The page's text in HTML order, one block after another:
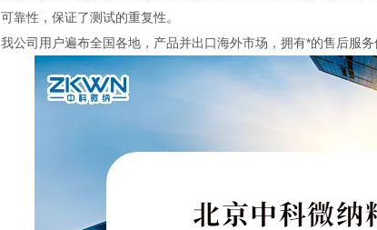
可靠性，保证了测试的重复性。
我公司用户遍布全国各地，产品并出口海外市场，拥有*的售后服